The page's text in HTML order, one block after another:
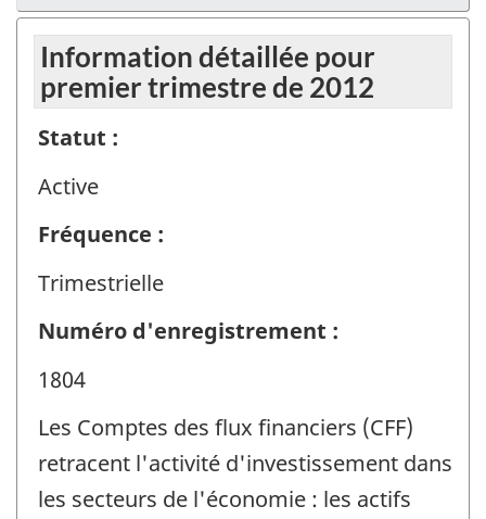
Information détaillée pour
premier trimestre de 2012
Statut :
Active
Fréquence :
Trimestrielle
Numéro d'enregistrement :
1804
Les Comptes des flux financiers (CFF)
retracent l'activité d'investissement dans
les secteurs de l'économie : les actifs